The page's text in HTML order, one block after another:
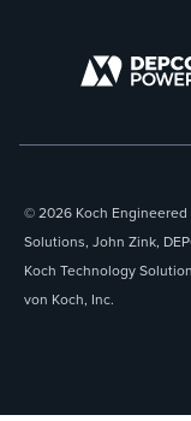
© 2026 Koch
Solutions, John Zink,
Koch Technology
von Koch, Inc.